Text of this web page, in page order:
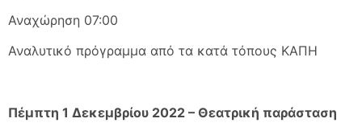
Αναχώρηση 07:00
Αναλυτικό πρόγραμμα από τα κατά τόπους ΚΑΠΗ
Πέμπτη 1 Δεκεμβρίου 2022 – Θεατρική παράσταση